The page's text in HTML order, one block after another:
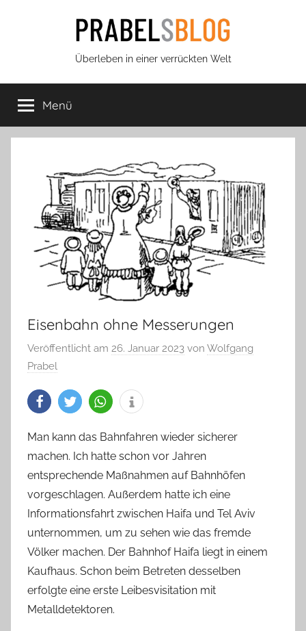
Prabels
Blog
Überleben in einer verrückten Welt
Menü
Eisenbahn ohne Messerungen
Veröffentlicht am 26. Januar 2023 von Wolfgang
Prabel
Man kann das Bahnfahren wieder sicherer
machen. Ich hatte schon vor Jahren
entsprechende Maßnahmen auf Bahnhöfen
vorgeschlagen. Außerdem hatte ich eine
Informationsfahrt zwischen Haifa und Tel Aviv
unternommen, um zu sehen wie das fremde
Völker machen. Der Bahnhof Haifa liegt in einem
Kaufhaus. Schon beim Betreten desselben
erfolgte eine erste Leibesvisitation mit
Metalldetektoren.